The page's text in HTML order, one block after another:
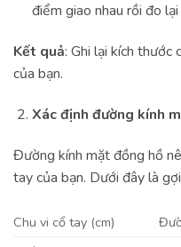
điểm giao nhau rồi đo
Kết quả: Ghi lại kích thước
của bạn.
Xác định đường kính
Đường kính mặt đồng hồ
tay của bạn. Dưới đây là
Chu vi cổ tay (cm)